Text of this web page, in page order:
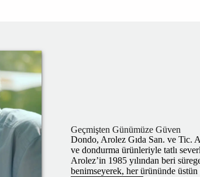
Geçmişten Günümüze Güven
Dondo, Arolez Gıda San. ve Tic.
ve dondurma ürünleriyle tatlı
Arolez’in 1985 yılından beri
benimseyerek, her ürününde üstün